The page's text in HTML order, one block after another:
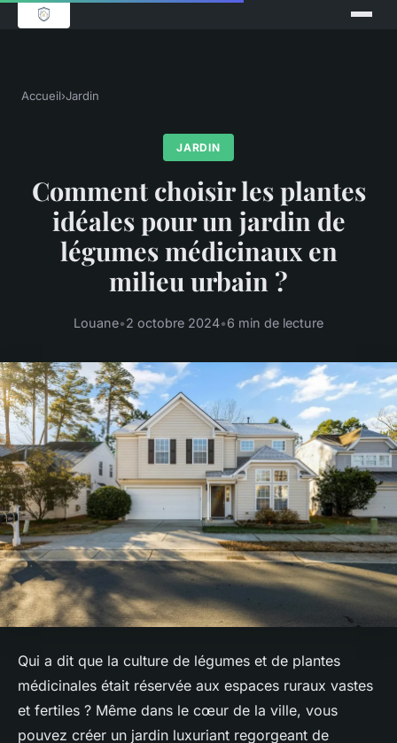
Accueil›Jardin
JARDIN
Comment choisir les plantes
idéales pour un jardin de
légumes médicinaux en
milieu urbain ?
Louane•2 octobre 2024•6 min de lecture
Qui a dit que la culture de légumes et de plantes
médicinales était réservée aux espaces ruraux vastes
et fertiles ? Même dans le cœur de la ville, vous
pouvez créer un jardin luxuriant regorgeant de